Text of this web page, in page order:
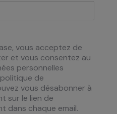
vous acceptez de
et vous consentez au
personnelles
de
vous désabonner à
sur le lien de
dans chaque email.